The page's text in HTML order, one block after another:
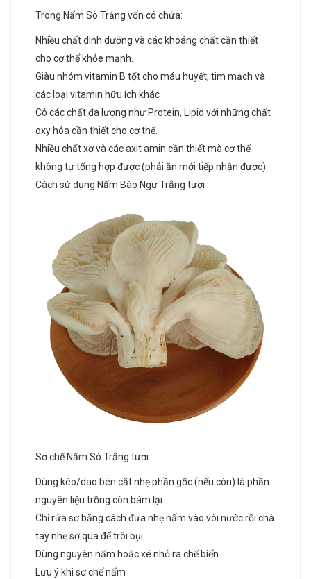
Trong Nấm Sò Trắng vốn có chứa:
Nhiều chất dinh dưỡng và các khoáng chất cần thiết
cho cơ thể khỏe mạnh.
Giàu nhóm vitamin B tốt cho máu huyết, tim mạch và
các loại vitamin hữu ích khác
Có các chất đa lượng như Protein, Lipid với những chất
oxy hóa cần thiết cho cơ thể.
Nhiều chất xơ và các axit amin cần thiết mà cơ thể
không tự tổng hợp được (phải ăn mới tiếp nhận được).
Cách sử dụng Nấm Bào Ngư Trắng tươi
Sơ chế Nấm Sò Trắng tươi
Dùng kéo/dao bén cắt nhẹ phần gốc (nếu còn) là phần
nguyên liệu trồng còn bám lại.
Chỉ rửa sơ bằng cách đưa nhẹ nấm vào vòi nước rồi chà
tay nhẹ sơ qua để trôi bụi.
Dùng nguyên nấm hoặc xé nhỏ ra chế biến.
Lưu ý khi sơ chế nấm